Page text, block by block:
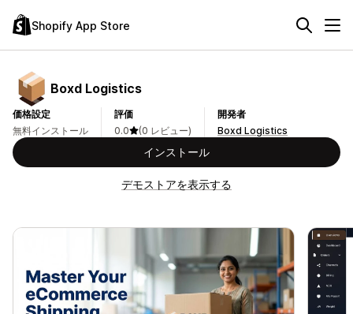
Shopify App Store
Boxd Logistics
価格設定
無料インストール
評価
0.0
(0 レビュー)
開発者
Boxd Logistics
インストール
デモストアを表示する